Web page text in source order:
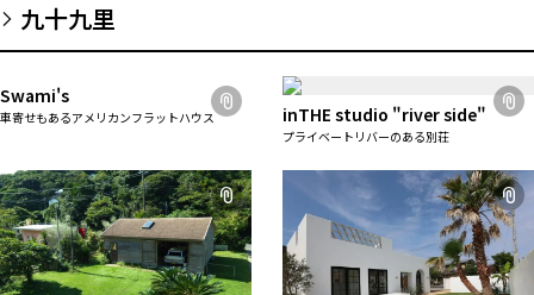
VARIATION
ひとつのスタジオであれもこれも
LOCATION
カフェやオフィスなどロケシーンも
SIZE&PRICE
広さと利用料金で探す
ALL FILTER
すべての選択肢からスタジオを探す
SIZE&PRICE
ALL FILTER
スタジオ一覧
マップから探す
九十九里
Swami's
車寄せもあるアメリカンフラットハウス inTHE studio "river side"
プライベートリバーのある別荘